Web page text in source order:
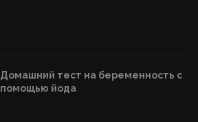
Домашний тест на беременность с
помощью йода